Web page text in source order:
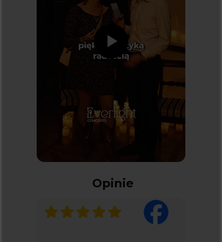
Opinie
+48 22 699 99 40
INFO@KICKET.COM
KONCERTY W ŁODZI
KONCERTY WE WROCŁAWIU
KONCERTY W KRAKOWIE
KONCERTY W POZNANIU
KONCERTY W WARSZAWIE
KONCERTY W BIAŁYMSTOKU
KONCERTY W KATOWICACH
Dostawcą systemu biletowego jest kicket.com
Kontakt
Koncerty